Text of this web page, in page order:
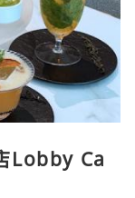
Lobby Ca